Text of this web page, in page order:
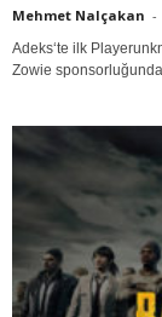
Mehmet Nalçakan -
Adeks‘te ilk
Zowie